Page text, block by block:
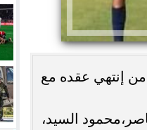
بتروجت بقيادة ربيع ياسين13لاعبا،منهم من إنتهي عقده مع
السيد،